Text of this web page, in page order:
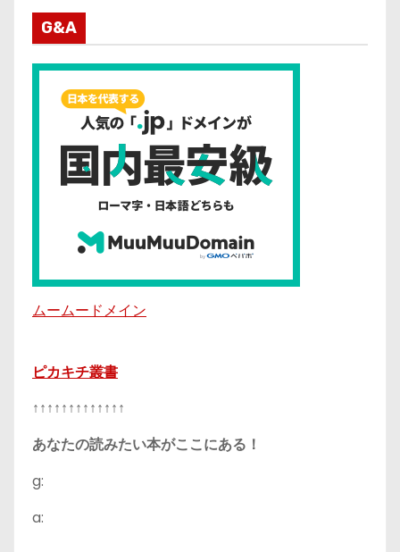
G&A
ムームードメイン
ピカキチ叢書
↑↑↑↑↑↑↑↑↑↑↑↑↑
あなたの読みたい本がここにある！
g:
a: